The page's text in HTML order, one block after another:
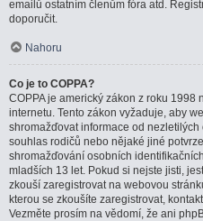
emailů ostatním členům fóra atd.
doporučit.
Nahoru
Co je to COPPA?
COPPA je americký zákon z roku
internetu. Tento zákon vyžaduje, aby
shromažďovat informace od
souhlas rodičů nebo nějaké jiné
shromažďování osobních
mladších 13 let. Pokud si nejste jisti,
zkouší zaregistrovat na webovou
kterou se zkoušíte zaregistrovat,
Vezměte prosím na vědomí, že ani